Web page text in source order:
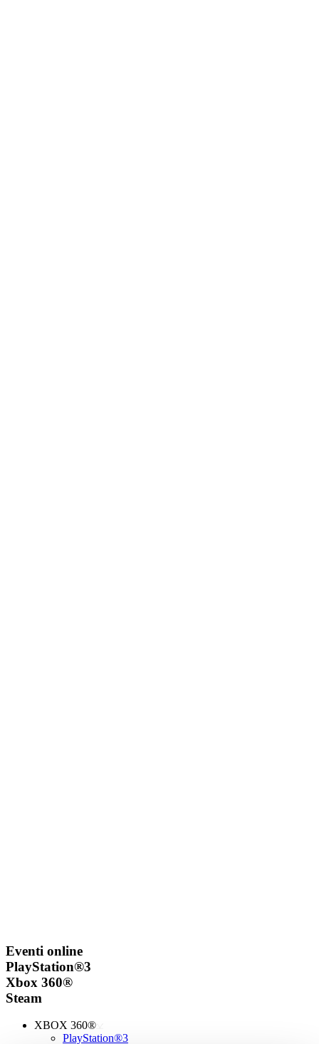
Eventi online
PlayStation®3
Xbox 360®
Steam
XBOX 360®
PlayStation®3